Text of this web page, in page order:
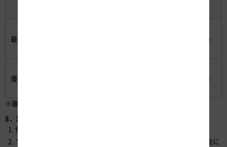
最優秀賞（1団体）
・イノベーション交流会
優秀賞（数団体）
・イノベーション交流会
※審査の結果、受賞作品なしとなる場合があります。
8．注意事項
個人での応募はできません。
ソリューション部門の受賞作品については、イノベーション交流会に